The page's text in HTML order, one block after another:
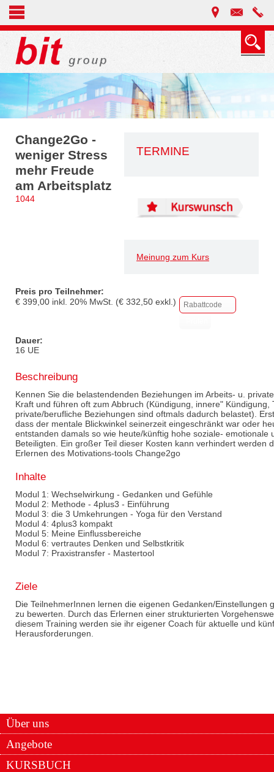
TERMINE
Meinung zum Kurs
Change2Go -
weniger Stress
mehr Freude
am Arbeitsplatz
1044
Preis pro Teilnehmer:
€ 399,00 inkl. 20% MwSt. (€ 332,50 exkl.)
Dauer:
16 UE
Beschreibung
Kennen Sie die belastendenden Beziehungen im Arbeits- u.
Kraft und führen oft zum Abbruch (Kündigung, innere" Kündigung,
private/berufliche Beziehungen sind oftmals dadurch belastet).
dass der mentale Blickwinkel seinerzeit eingeschränkt war oder
entstanden damals so wie heute/künftig hohe soziale- emotionale
Beteiligten. Ein großer Teil dieser Kosten kann verhindert werden
Erlernen des Motivations-tools Change2go
Inhalte
Modul 1: Wechselwirkung - Gedanken und Gefühle
Modul 2: Methode - 4plus3 - Einführung
Modul 3: die 3 Umkehrungen - Yoga für den Verstand
Modul 4: 4plus3 kompakt
Modul 5: Meine Einflussbereiche
Modul 6: vertrautes Denken und Selbstkritik
Modul 7: Praxistransfer - Mastertool
Ziele
Die TeilnehmerInnen lernen die eigenen Gedanken/Einstellungen
zu bewerten. Durch das Erlernen einer strukturierten
diesem Training werden sie ihr eigener Coach für aktuelle und
Herausforderungen.
Über uns
Angebote
KURSBUCH